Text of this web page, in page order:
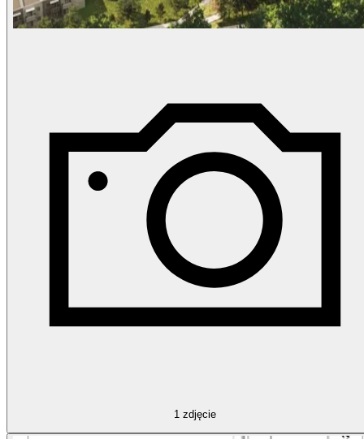
1 zdjęcie